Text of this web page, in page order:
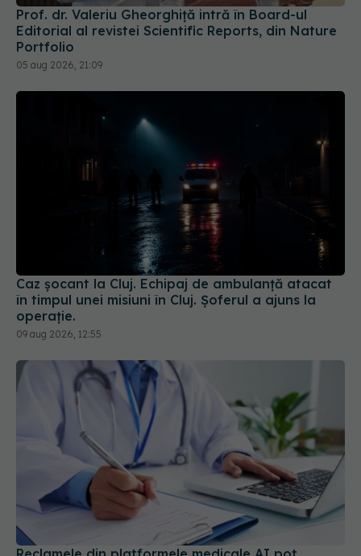
Prof. dr. Valeriu Gheorghiță intră în Board-ul
Editorial al revistei Scientific Reports, din Nature
Portfolio
05 aug 2026, 21:09
Caz șocant la Cluj. Echipaj de ambulanță atacat
în timpul unei misiuni în Cluj. Șoferul a ajuns la
operație.
09 aug 2026, 12:55
Reclamele din platformele medicale AI pot